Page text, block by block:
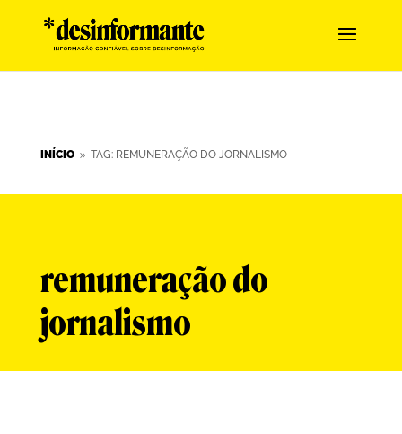
INÍCIO 9 TAG: REMUNERAÇÃO DO JORNALISMO
remuneração do
jornalismo